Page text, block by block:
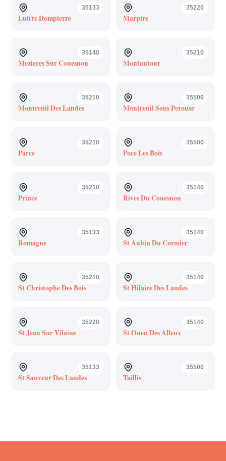
35133
Luitre Dompierre
35220
Marpire
35140
Mezieres Sur Couesnon
35210
Montautour
35210
Montreuil Des Landes
35500
Montreuil Sous Perouse
35210
Parce
35500
Poce Les Bois
35210
Prince
35140
Rives Du Couesnon
35133
Romagne
35140
St Aubin Du Cormier
35210
St Christophe Des Bois
35140
St Hilaire Des Landes
35220
St Jean Sur Vilaine
35140
St Ouen Des Alleux
35133
St Sauveur Des Landes
35500
Taillis